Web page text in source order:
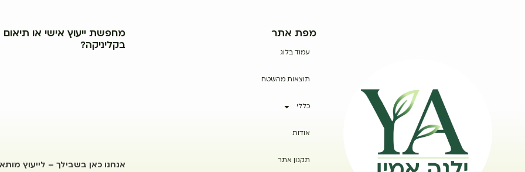
מפת אתר
עמוד בלוג
תוצאות מהשטח
כללי
אודות
תקנון אתר
מחפשת ייעוץ אישי או תיאום
בקליניקה?
אנחנו כאן בשבילך – לייעוץ